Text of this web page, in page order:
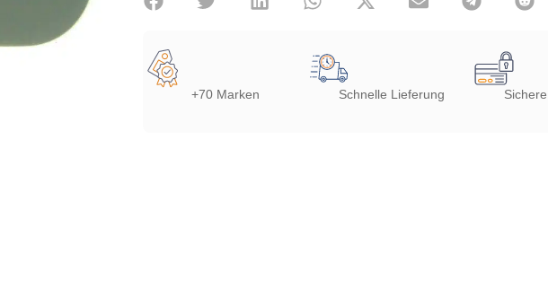
+70 Marken Schnelle Lieferung